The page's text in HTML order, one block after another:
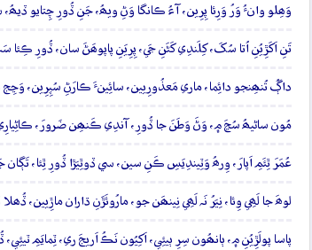
وَھِلو وانءُ وَرُ وَرِئا پِرِين، آءُ ڪانگا وَڻِ ويھُ، جَنِ ڏُورِ چِتايو
تَنِ اَکَڙِيُنِ اُتا سُکَ، کِلَندِي کَڻَنِ جَي، پِرِيَنِ پاپوھَڻَ سان، ڏُورِ
داڳُ تُنھِنجو دائِما، ماري مَعذُورِيين، سائِينءَ ڪارَڻِ سُپِرِين،
مُون ساڻيھُ سُڃَ ۾، وَڻَ وَطَنَ جا ڏُورِ، آندِي ڪَنھِن ضَرورَ،
عُمَرَ ٿِئَمِ اَپارَ، وِرھُ وَٽِيندِيَسِ ڪَنِ سين، سي ڏوٿِيَڙا ڏُورِ ٿِئا، تَڳان
لوھَ جا لَھِي وِئا، نِيَرُ نَہ لَھِي نِينھَن جو، مارُوئَڙَنِ ڌاران ماڙِيين،
پاسا پولَڙِيُنِ ۾، ٻانھُون سِرِ ٻيئِي، اَکِيُون نَڪُ اَريجَ ري، ٽِمايَمِ ٽيئِي،